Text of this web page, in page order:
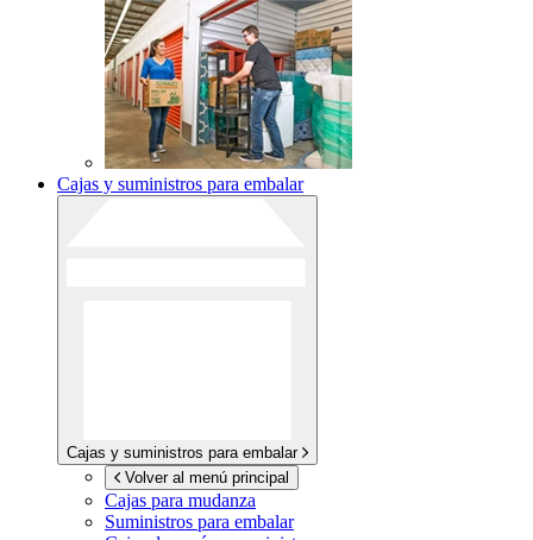
Cajas y suministros para embalar
Cajas y suministros para embalar
Volver al menú principal
Cajas para mudanza
Suministros para embalar